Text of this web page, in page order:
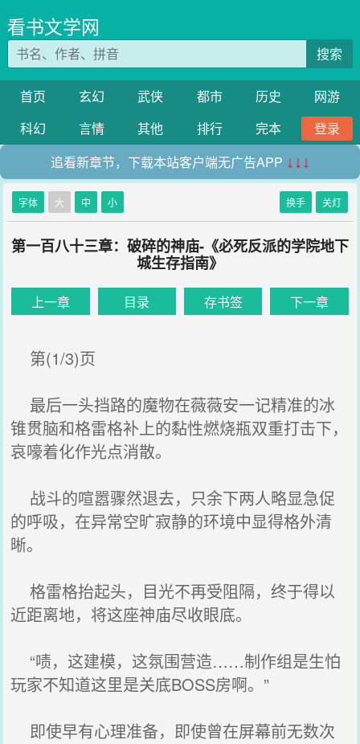
看书文学网
搜索
首页 玄幻 武侠 都市 历史
网游
科幻
言情 其他 排行 完本
登录
追看新章节，下载本站客户端无广告APP ↓↓↓
字体 大 中 小 换手 关灯
第一百八十三章：破碎的神庙-《必死反派的学院地下
城生存指南》
上一章 目录 存书签 下一章
第(1/3)页
最后一头挡路的魔物在薇薇安一记精准的冰
锥贯脑和格雷格补上的黏性燃烧瓶双重打击下，
哀嚎着化作光点消散。
战斗的喧嚣骤然退去，只余下两人略显急促
的呼吸，在异常空旷寂静的环境中显得格外清
晰。
格雷格抬起头，目光不再受阻隔，终于得以
近距离地，将这座神庙尽收眼底。
“啧，这建模，这氛围营造……制作组是生怕
玩家不知道这里是关底BOSS房啊。”
即使早有心理准备，即使曾在屏幕前无数次